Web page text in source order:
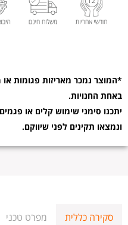
*המוצר נמכר מאריזות פגומות
באחת החנויות.
יתכנו סימני שימוש קלים או
ונמצאו תקינים לפני שיווקם.
סקירה כללית מפרט טכני